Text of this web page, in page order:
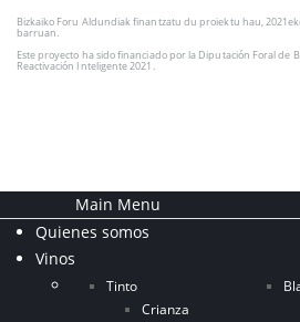
Bizkaiko Foru Aldundiak finantzatu du proiektu hau,
barruan.
Este proyecto ha sido financiado por la Diputación Foral de
Reactivación Inteligente 2021.
Main Menu
Quienes somos
Vinos
Tinto
Crianza